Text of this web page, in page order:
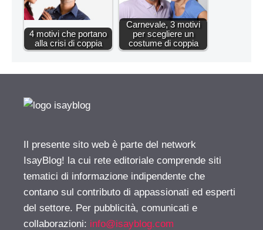
4 motivi che portano
alla crisi di coppia
Carnevale, 3 motivi
per scegliere un
costume di coppia
Il presente sito web è parte del network
IsayBlog! la cui rete editoriale comprende siti
tematici di informazione indipendente che
contano sul contributo di appassionati ed esperti
del settore. Per pubblicità, comunicati e
collaborazioni: info@isayblog.com